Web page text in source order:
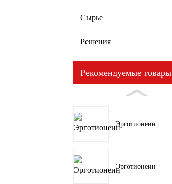
Сырье
Решения
Рекомендуемые товары
Эрготионеин
Эрготионеин